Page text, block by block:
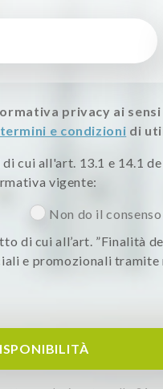
privacy ai sensi
termini e condizioni di
all'art. 13.1 e 14.1
vigente:
Non do il consenso
di cui all’art. ”Finalità
e promozionali